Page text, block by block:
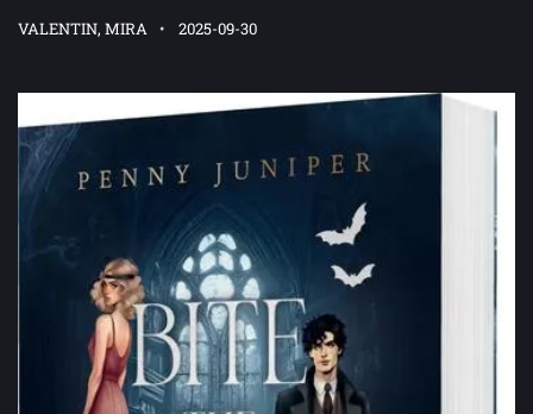
VALENTIN, MIRA 2025-09-30